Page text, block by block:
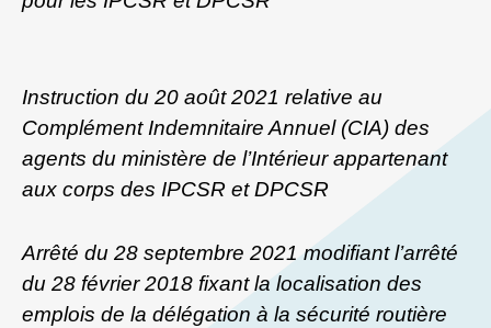
Instruction du 20 août 2021 relative au
Complément Indemnitaire Annuel (CIA) des
agents du ministère de l’Intérieur appartenant
aux corps des IPCSR et DPCSR
Arrêté du 28 septembre 2021 modifiant l’arrêté
du 28 février 2018 fixant la localisation des
emplois de la délégation à la sécurité routière